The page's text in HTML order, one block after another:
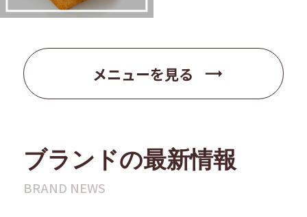
メニューを見る trending_flat
ブランドの最新情報
BRAND NEWS